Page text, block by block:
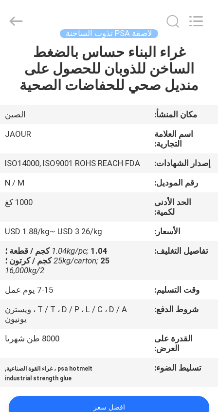
منتجات
معلومات
جولة
المصنع
مراقبة
الجودة
اتصل
أخبار
القضايا
اطلب
أسعار
Adhesive
Products
لاصقة PSA تذوب الساخنة
غراء البناء حساس بالضغط
الساخن للذوبان للحصول على
منديل صحي للحفاضات الصحية
مكان المنشأ:
الصين
اسم العلامة
التجارية:
JAOUR
إصدار الشهادات:
ISO14000, ISO9001 ROHS REACH FDA
رقم الموديل:
N / M
الحد الأدنى
لكمية:
1000 كغ
الأسعار:
USD 1.88/kg~ USD 3.26/kg
تفاصيل التغليف:
1.04kg/pc; 1.04 كجم / قطعة ؛
25kg/carton; 25 كجم / كرتون ؛
16,000kg/2
وقت التسليم:
7-15 يوم عمل
شروط الدفع:
T / T ، D / P ، L / C ، D / A ، ويسترن
يونيون
القدرة على
العرض:
8000 طن شهريا
تسليط الضوء: psa hotmelt ، غراء القوة الصناعية ,
industrial strength glue
افضل سعر